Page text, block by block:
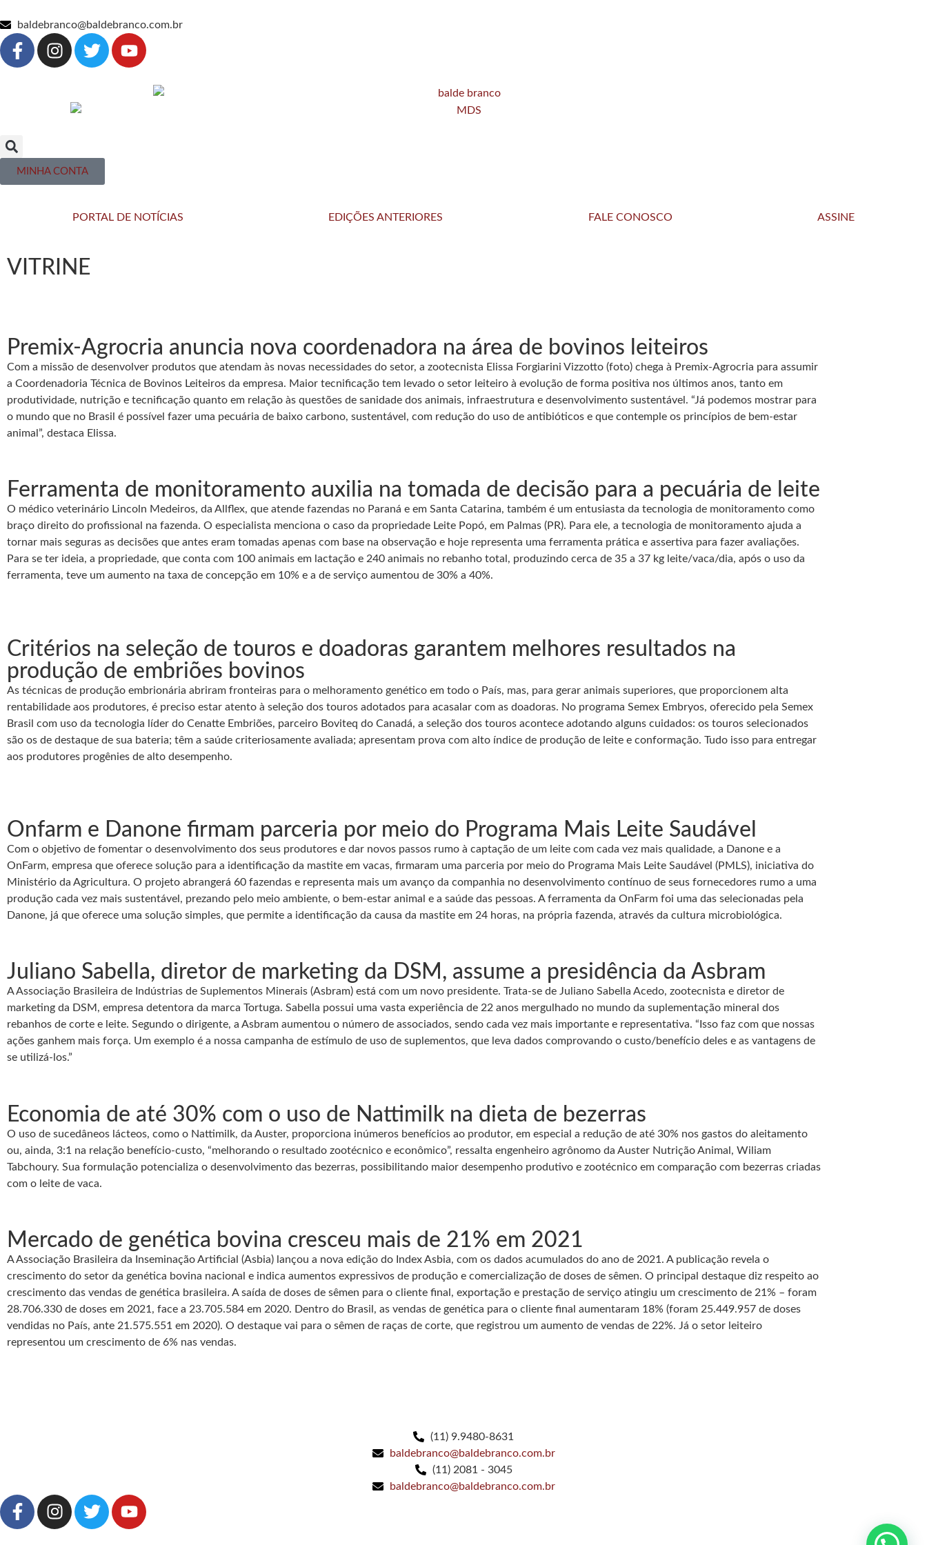
baldebranco@baldebranco.com.br
MINHA CONTA
PORTAL DE NOTÍCIAS EDIÇÕES ANTERIORES FALE CONOSCO ASSINE
VITRINE
Premix-Agrocria anuncia nova coordenadora na área de bovinos leiteiros
Com a missão de desenvolver produtos que atendam às novas necessidades do setor, a zootecnista Elissa Forgiarini Vizzotto (foto) chega à Premix-Agrocria para assumir
a Coordenadoria Técnica de Bovinos Leiteiros da empresa. Maior tecnificação tem levado o setor leiteiro à evolução de forma positiva nos últimos anos, tanto em
produtividade, nutrição e tecnificação quanto em relação às questões de sanidade dos animais, infraestrutura e desenvolvimento sustentável. “Já podemos mostrar para
o mundo que no Brasil é possível fazer uma pecuária de baixo carbono, sustentável, com redução do uso de antibióticos e que contemple os princípios de bem-estar
animal”, destaca Elissa.
Ferramenta de monitoramento auxilia na tomada de decisão para a pecuária de leite
O médico veterinário Lincoln Medeiros, da Allflex, que atende fazendas no Paraná e em Santa Catarina, também é um entusiasta da tecnologia de monitoramento como
braço direito do profissional na fazenda. O especialista menciona o caso da propriedade Leite Popó, em Palmas (PR). Para ele, a tecnologia de monitoramento ajuda a
tornar mais seguras as decisões que antes eram tomadas apenas com base na observação e hoje representa uma ferramenta prática e assertiva para fazer avaliações.
Para se ter ideia, a propriedade, que conta com 100 animais em lactação e 240 animais no rebanho total, produzindo cerca de 35 a 37 kg leite/vaca/dia, após o uso da
ferramenta, teve um aumento na taxa de concepção em 10% e a de serviço aumentou de 30% a 40%.
Critérios na seleção de touros e doadoras garantem melhores resultados na
produção de embriões bovinos
As técnicas de produção embrionária abriram fronteiras para o melhoramento genético em todo o País, mas, para gerar animais superiores, que proporcionem alta
rentabilidade aos produtores, é preciso estar atento à seleção dos touros adotados para acasalar com as doadoras. No programa Semex Embryos, oferecido pela Semex
Brasil com uso da tecnologia líder do Cenatte Embriões, parceiro Boviteq do Canadá, a seleção dos touros acontece adotando alguns cuidados: os touros selecionados
são os de destaque de sua bateria; têm a saúde criteriosamente avaliada; apresentam prova com alto índice de produção de leite e conformação. Tudo isso para entregar
aos produtores progênies de alto desempenho.
Onfarm e Danone firmam parceria por meio do Programa Mais Leite Saudável
Com o objetivo de fomentar o desenvolvimento dos seus produtores e dar novos passos rumo à captação de um leite com cada vez mais qualidade, a Danone e a
OnFarm, empresa que oferece solução para a identificação da mastite em vacas, firmaram uma parceria por meio do Programa Mais Leite Saudável (PMLS), iniciativa do
Ministério da Agricultura. O projeto abrangerá 60 fazendas e representa mais um avanço da companhia no desenvolvimento contínuo de seus fornecedores rumo a uma
produção cada vez mais sustentável, prezando pelo meio ambiente, o bem-estar animal e a saúde das pessoas. A ferramenta da OnFarm foi uma das selecionadas pela
Danone, já que oferece uma solução simples, que permite a identificação da causa da mastite em 24 horas, na própria fazenda, através da cultura microbiológica.
Juliano Sabella, diretor de marketing da DSM, assume a presidência da Asbram
A Associação Brasileira de Indústrias de Suplementos Minerais (Asbram) está com um novo presidente. Trata-se de Juliano Sabella Acedo, zootecnista e diretor de
marketing da DSM, empresa detentora da marca Tortuga. Sabella possui uma vasta experiência de 22 anos mergulhado no mundo da suplementação mineral dos
rebanhos de corte e leite. Segundo o dirigente, a Asbram aumentou o número de associados, sendo cada vez mais importante e representativa. “Isso faz com que nossas
ações ganhem mais força. Um exemplo é a nossa campanha de estímulo de uso de suplementos, que leva dados comprovando o custo/benefício deles e as vantagens de
se utilizá-los.”
Economia de até 30% com o uso de Nattimilk na dieta de bezerras
O uso de sucedâneos lácteos, como o Nattimilk, da Auster, proporciona inúmeros benefícios ao produtor, em especial a redução de até 30% nos gastos do aleitamento
ou, ainda, 3:1 na relação benefício-custo, “melhorando o resultado zootécnico e econômico”, ressalta engenheiro agrônomo da Auster Nutrição Animal, Wiliam
Tabchoury. Sua formulação potencializa o desenvolvimento das bezerras, possibilitando maior desempenho produtivo e zootécnico em comparação com bezerras criadas
com o leite de vaca.
Mercado de genética bovina cresceu mais de 21% em 2021
A Associação Brasileira da Inseminação Artificial (Asbia) lançou a nova edição do Index Asbia, com os dados acumulados do ano de 2021. A publicação revela o
crescimento do setor da genética bovina nacional e indica aumentos expressivos de produção e comercialização de doses de sêmen. O principal destaque diz respeito ao
crescimento das vendas de genética brasileira. A saída de doses de sêmen para o cliente final, exportação e prestação de serviço atingiu um crescimento de 21% – foram
28.706.330 de doses em 2021, face a 23.705.584 em 2020. Dentro do Brasil, as vendas de genética para o cliente final aumentaram 18% (foram 25.449.957 de doses
vendidas no País, ante 21.575.551 em 2020). O destaque vai para o sêmen de raças de corte, que registrou um aumento de vendas de 22%. Já o setor leiteiro
representou um crescimento de 6% nas vendas.
(11) 9.9480-8631
baldebranco@baldebranco.com.br
(11) 2081 - 3045
baldebranco@baldebranco.com.br